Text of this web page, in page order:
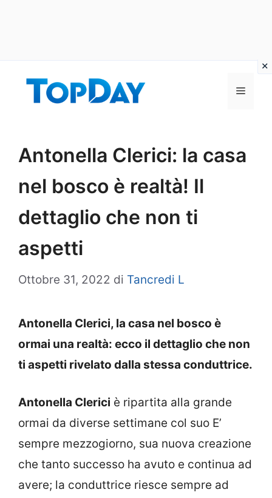
Menu
Antonella Clerici: la casa
nel bosco è realtà! Il
dettaglio che non ti
aspetti
Ottobre 31, 2022 di Tancredi L
Antonella Clerici, la casa nel bosco è
ormai una realtà: ecco il dettaglio che non
ti aspetti rivelato dalla stessa conduttrice.
Antonella Clerici è ripartita alla grande
ormai da diverse settimane col suo E’
sempre mezzogiorno, sua nuova creazione
che tanto successo ha avuto e continua ad
avere; la conduttrice riesce sempre ad